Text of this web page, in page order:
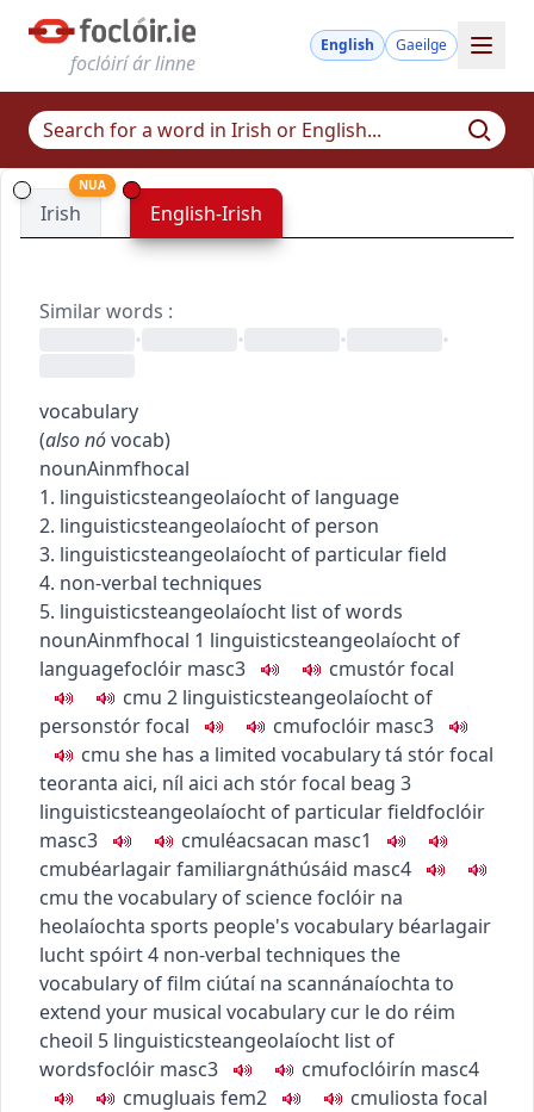
foclóirí ár linne
English Gaeilge
Irish
NUA
English-Irish
Similar words :
•
• • •
vocabulary
(alsonóvocab)
nounAinmfhocal
1. linguisticsteangeolaíocht of language
2. linguisticsteangeolaíocht of person
3. linguisticsteangeolaíocht of particular field
4. non-verbal techniques
5. linguisticsteangeolaíocht list of words
nounAinmfhocal 1 linguisticsteangeolaíocht of
languagefoclóir masc3 cmustór focal
cmu 2 linguisticsteangeolaíocht of
personstór focal cmufoclóir masc3
cmu she has a limited vocabularytá stór focal
teoranta aici, níl aici ach stór focal beag 3
linguisticsteangeolaíocht of particular fieldfoclóir
masc3
cmuléacsacan masc1
cmubéarlagairfamiliargnáthúsáid masc4
cmu the vocabulary of sciencefoclóir na
heolaíochta sports people's vocabulary béarlagair
lucht spóirt4 non-verbal techniques the
vocabulary of film ciútaí na scannánaíochta to
extend your musical vocabulary cur le do réim
cheoil 5 linguisticsteangeolaíocht list of
wordsfoclóir masc3 cmufoclóirín masc4
cmugluais fem2 cmuliosta focal